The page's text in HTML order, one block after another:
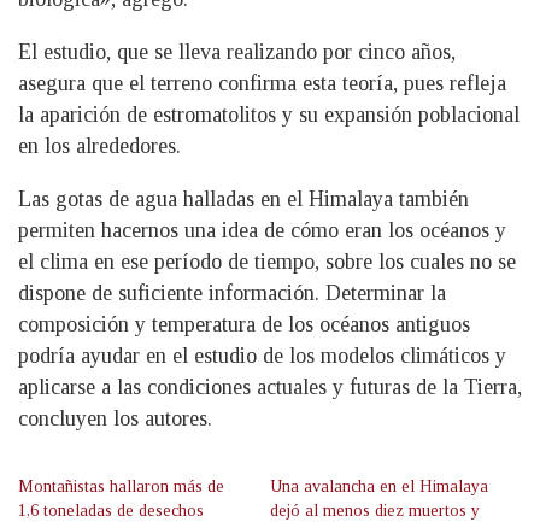
El estudio, que se lleva realizando por cinco años,
asegura que el terreno confirma esta teoría, pues refleja
la aparición de estromatolitos y su expansión poblacional
en los alrededores.
Las gotas de agua halladas en el Himalaya también
permiten hacernos una idea de cómo eran los océanos y
el clima en ese período de tiempo, sobre los cuales no se
dispone de suficiente información. Determinar la
composición y temperatura de los océanos antiguos
podría ayudar en el estudio de los modelos climáticos y
aplicarse a las condiciones actuales y futuras de la Tierra,
concluyen los autores.
Montañistas hallaron más de
1,6 toneladas de desechos
Una avalancha en el Himalaya
dejó al menos diez muertos y